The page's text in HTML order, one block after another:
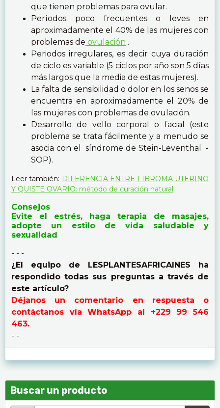
que tienen problemas para ovular.
Períodos poco frecuentes o leves en
aproximadamente el 40% de las mujeres con
problemas de ovulación .
Periodos irregulares, es decir cuya duración
de ciclo es variable (5 ciclos por año son 5 días
más largos que la media de estas mujeres).
La falta de sensibilidad o dolor en los senos se
encuentra en aproximadamente el 20% de
las mujeres con problemas de ovulación.
Desarrollo de vello corporal o facial (este
problema se trata fácilmente y a menudo se
asocia con el síndrome de Stein-Leventhal -
SOP).
Leer también: DIFERENCIA ENTRE FIBROMA UTERINO
Y QUISTE OVARIO: método de curación natural
Consejos
Evite el estrés, haga terapia de masajes,
adopte un estilo de vida saludable y
sexualidad
- - -
¿El equipo de LESPLANTESAFRICAINES ha
respondido todas sus preguntas a través de
este artículo?
Déjanos un comentario en respuesta o
contáctanos vía WhatsApp al +229 99 546
463.
- -
Buscar un producto